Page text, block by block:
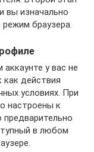
вы изначально
браузера.
у вас не
действия
условиях. При
настроены к
предварительно
в любом